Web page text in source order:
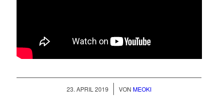
23. APRIL 2019
/ VON MEOKI